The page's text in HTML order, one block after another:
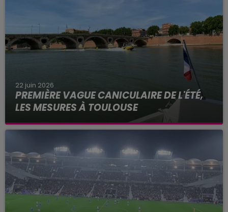
22 juin 2026
PREMIÈRE VAGUE CANICULAIRE DE L'ÉTÉ,
LES MESURES À TOULOUSE
Alors que les températures frôlent les 40 degrés
ce lundi 22 juin 2026 à Toulouse, Météo France
place la Haute-Garonne et 48 autres
départements en alerte...